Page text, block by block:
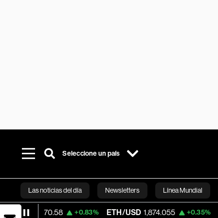
Seleccione un país
Las noticias del día Newsletters Línea Mundial
Bloomberg
+0.83% ETH/USD 1,874.055 +0.35% Visa